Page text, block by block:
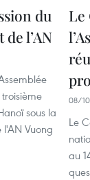
du
l’AN
sous la
Vuong
Le
08/
Le
au